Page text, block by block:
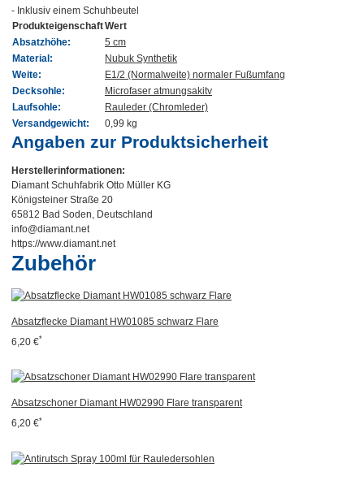
- Inklusiv einem Schuhbeutel
ProdukteigenschaftWert
Absatzhöhe:
5 cm
Material:
Nubuk Synthetik
Weite:
E1/2 (Normalweite) normaler Fußumfang
Decksohle:
Microfaser atmungsakitv
Laufsohle:
Rauleder (Chromleder)
Versandgewicht:
0,99 kg
Angaben zur Produktsicherheit
Herstellerinformationen:
Diamant Schuhfabrik Otto Müller KG
Königsteiner Straße 20
65812 Bad Soden, Deutschland
info@diamant.net
https://www.diamant.net
Zubehör
Absatzflecke Diamant HW01085 schwarz Flare
6,20 €*
Absatzschoner Diamant HW02990 Flare transparent
6,20 €*